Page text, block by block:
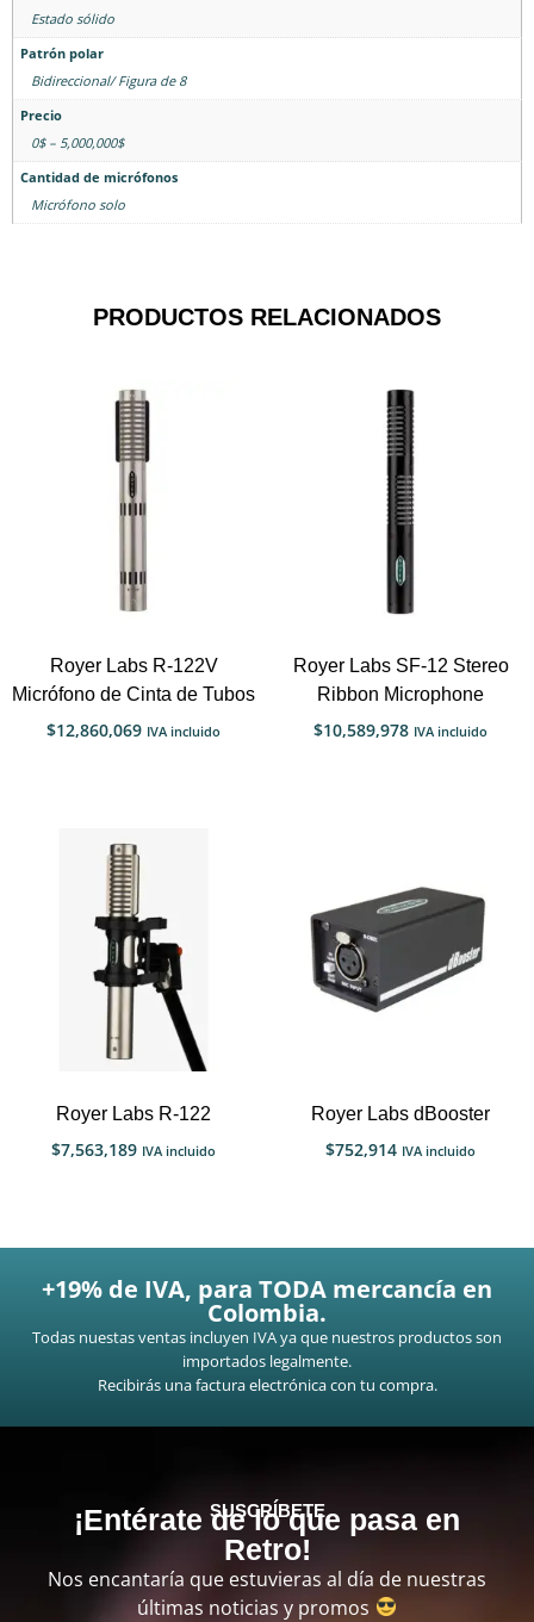
Estado sólido
Patrón polar
Bidireccional/ Figura de 8
Precio
0$ – 5,000,000$
Cantidad de micrófonos
Micrófono solo
PRODUCTOS RELACIONADOS
Royer Labs R-122V
Micrófono de Cinta de Tubos
$12,860,069 IVA incluido
Royer Labs SF-12 Stereo
Ribbon Microphone
$10,589,978 IVA incluido
Royer Labs R-122
$7,563,189 IVA incluido
Royer Labs dBooster
$752,914 IVA incluido
+19% de IVA, para TODA mercancía en
Colombia.
Todas nuestas ventas incluyen IVA ya que nuestros productos son
importados legalmente.
Recibirás una factura electrónica con tu compra.
SUSCRÍBETE
¡Entérate de lo que pasa en
Retro!
Nos encantaría que estuvieras al día de nuestras
últimas noticias y promos